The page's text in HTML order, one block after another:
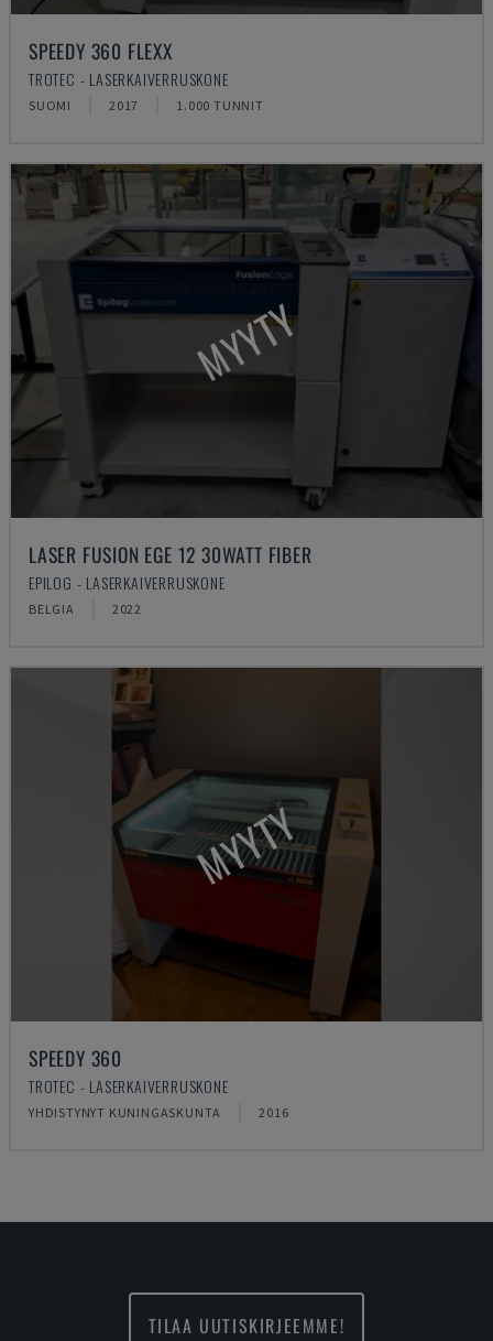
SPEEDY 360 FLEXX
TROTEC - LASERKAIVERRUSKONE
SUOMI 2017 1.000 TUNNIT
MYYTY
LASER FUSION EGE 12 30WATT FIBER
EPILOG - LASERKAIVERRUSKONE
BELGIA 2022
MYYTY
SPEEDY 360
TROTEC - LASERKAIVERRUSKONE
YHDISTYNYT KUNINGASKUNTA 2016
TILAA UUTISKIRJEEMME!